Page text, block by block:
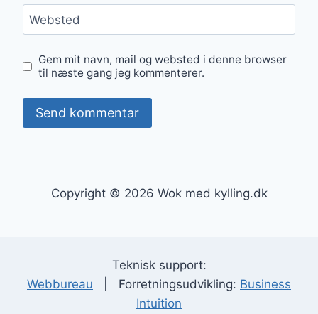
Websted
Gem mit navn, mail og websted i denne browser
til næste gang jeg kommenterer.
Copyright © 2026 Wok med kylling.dk
Teknisk support:
Webbureau | Forretningsudvikling: Business
Intuition